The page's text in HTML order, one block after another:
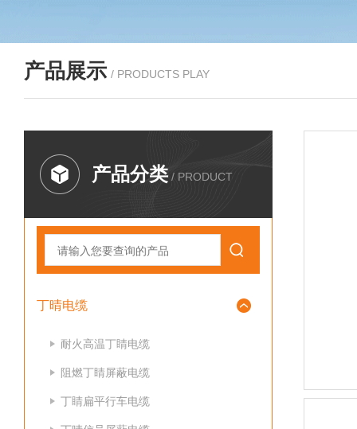
产品展示 / PRODUCTS PLAY
产品分类 / PRODUCT
丁晴电缆
耐火高温丁睛电缆
阻燃丁睛屏蔽电缆
丁睛扁平行车电缆